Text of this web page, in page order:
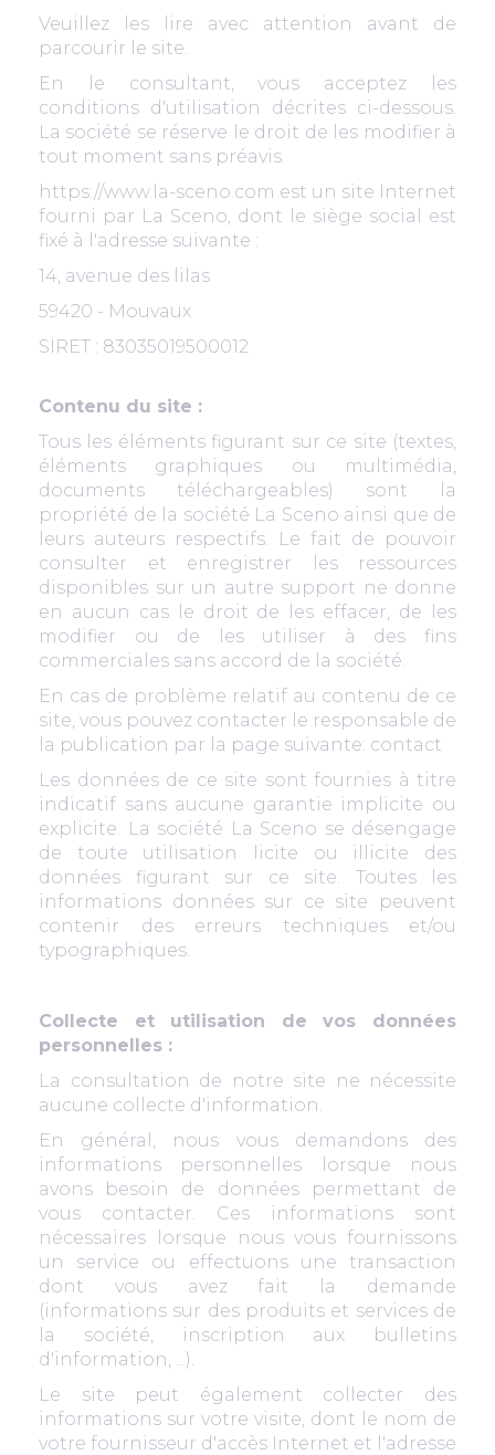
Veuillez les lire avec attention avant de
parcourir le site.
En le consultant, vous acceptez les
conditions d'utilisation décrites ci-dessous.
La société se réserve le droit de les modifier à
tout moment sans préavis.
https://www.la-sceno.com est un site Internet
fourni par La Sceno, dont le siège social est
fixé à l'adresse suivante :
14, avenue des lilas
59420 - Mouvaux
SIRET : 83035019500012
Contenu du site :
Tous les éléments figurant sur ce site (textes,
éléments graphiques ou multimédia,
documents téléchargeables) sont la
propriété de la société La Sceno ainsi que de
leurs auteurs respectifs. Le fait de pouvoir
consulter et enregistrer les ressources
disponibles sur un autre support ne donne
en aucun cas le droit de les effacer, de les
modifier ou de les utiliser à des fins
commerciales sans accord de la société.
En cas de problème relatif au contenu de ce
site, vous pouvez contacter le responsable de
la publication par la page suivante: contact
Les données de ce site sont fournies à titre
indicatif sans aucune garantie implicite ou
explicite. La société La Sceno se désengage
de toute utilisation licite ou illicite des
données figurant sur ce site. Toutes les
informations données sur ce site peuvent
contenir des erreurs techniques et/ou
typographiques.
Collecte et utilisation de vos données
personnelles :
La consultation de notre site ne nécessite
aucune collecte d'information.
En général, nous vous demandons des
informations personnelles lorsque nous
avons besoin de données permettant de
vous contacter. Ces informations sont
nécessaires lorsque nous vous fournissons
un service ou effectuons une transaction
dont vous avez fait la demande
(informations sur des produits et services de
la société, inscription aux bulletins
d'information, ...).
Le site peut également collecter des
informations sur votre visite, dont le nom de
votre fournisseur d'accès Internet et l'adresse